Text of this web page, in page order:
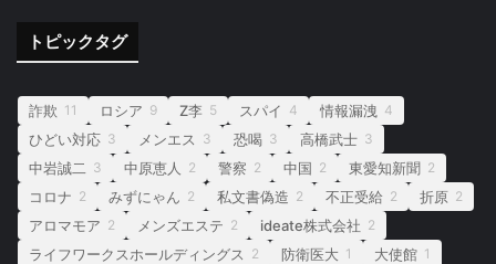
トピックタグ
詐欺 11 ロシア 9 Z李 5 スパイ 4 情報漏洩 4
ひどい対応 3 メンエス 3 恐喝 3 高橋武士 3
中岩誠二 3 中原恵人 2 警察 2 中国 2 東愛知新聞 2
コロナ 2 みずにゃん 2 私文書偽造 2 不正受給 2 折原 2
アロマモア 2 メンズエステ 2 ideate株式会社 2
ライフワークスホールディングス 2 防衛医大 1 大使館 1